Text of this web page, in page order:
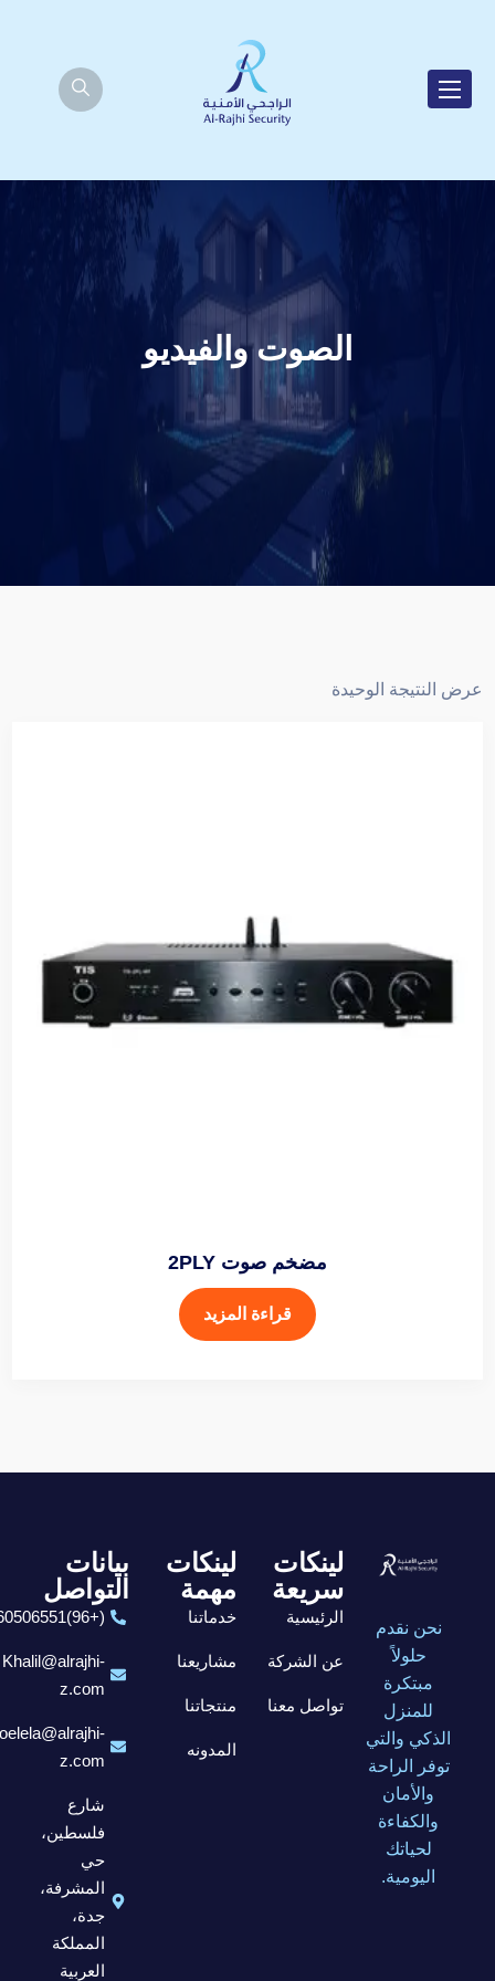
الصوت والفيديو
عرض النتيجة الوحيدة
مضخم صوت 2PLY
قراءة المزيد
نحن نقدم
حلولاً
مبتكرة
للمنزل
الذكي والتي
توفر الراحة
والأمان
والكفاءة
لحياتك
اليومية.
لينكات
سريعة
الرئيسية
عن الشركة
تواصل معنا
لينكات
مهمة
خدماتنا
مشاريعنا
منتجاتنا
المدونه
بيانات
التواصل
(+96)6560506551
Khalil@alrajhi-
z.com
z.com
شارع
فلسطين،
حي
المشرفة،
جدة،
المملكة
العربية